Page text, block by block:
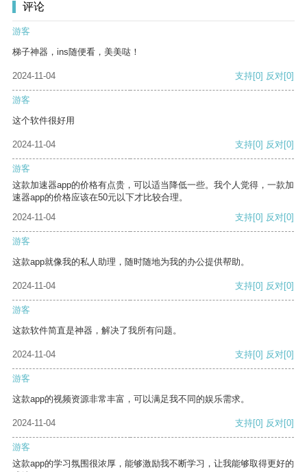
评论
游客
梯子神器，ins随便看，美美哒！
2024-11-04 支持[0] 反对[0]
游客
这个软件很好用
2024-11-04 支持[0] 反对[0]
游客
这款加速器app的价格有点贵，可以适当降低一些。我个人觉得，一款加
速器app的价格应该在50元以下才比较合理。
2024-11-04
支持[0] 反对[0]
游客
这款app就像我的私人助理，随时随地为我的办公提供帮助。
2024-11-04 支持[0] 反对[0]
游客
这款软件简直是神器，解决了我所有问题。
2024-11-04 支持[0] 反对[0]
游客
这款app的视频资源非常丰富，可以满足我不同的娱乐需求。
2024-11-04 支持[0] 反对[0]
游客
这款app的学习氛围很浓厚，能够激励我不断学习，让我能够取得更好的